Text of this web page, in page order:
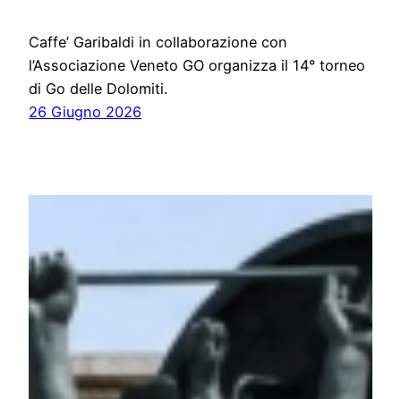
Caffe’ Garibaldi in collaborazione con
l’Associazione Veneto GO organizza il 14° torneo
di Go delle Dolomiti.
26 Giugno 2026